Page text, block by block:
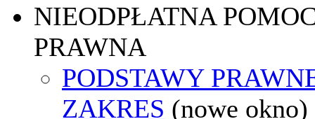
NIEODPŁATNA
PRAWNA
PODSTAWY
ZAKRES (nowe okno)